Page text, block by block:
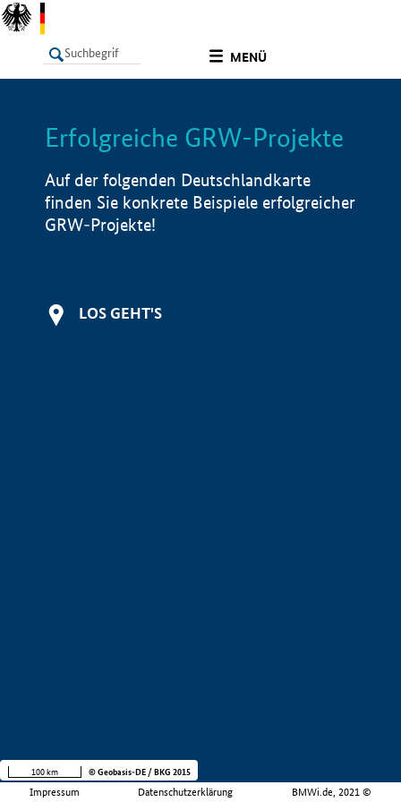
MENÜ
LISTE Info
Erfolgreiche GRW-Projekte
Auf der folgenden Deutschlandkarte
finden Sie konkrete Beispiele erfolgreicher
GRW-Projekte!
LOS GEHT'S
Impressum Datenschutzerklärung BMWi.de, 2021 ©
100 km © Geobasis-DE / BKG 2015